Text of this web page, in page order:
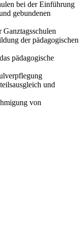
bei der Einführung
gebundenen
der pädagogischen
pädagogische
und
von